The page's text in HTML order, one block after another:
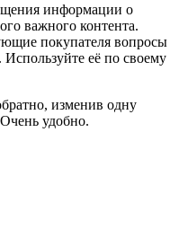
информации о
важного контента.
покупателя вопросы
Используйте её по своему
изменив одну
удобно.